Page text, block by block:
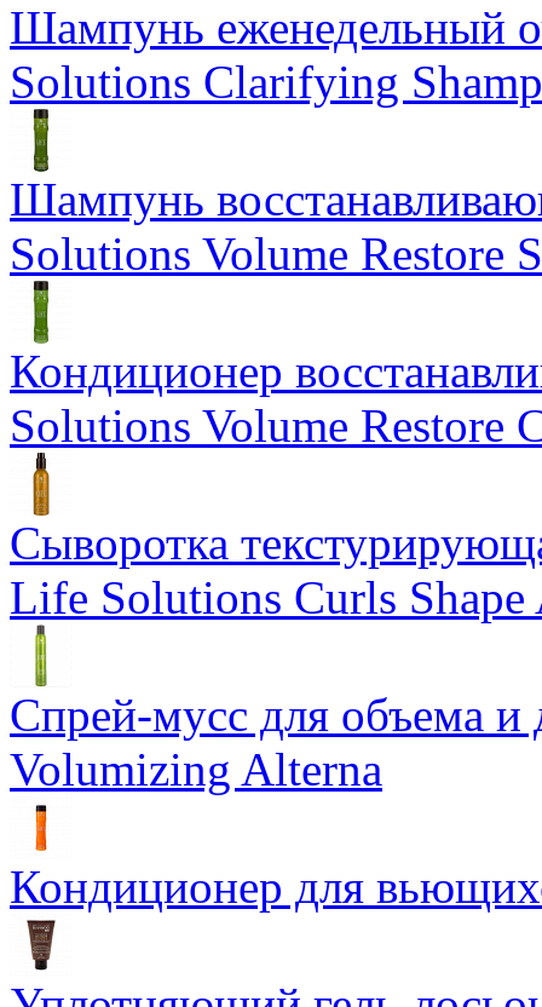
Шампунь еженедельный
Solutions Clarifying
Шампунь
Solutions Volume Restore
Кондиционер
Solutions Volume Restore
Сыворотка
Life Solutions Curls
Спрей-мусс для объема и
Volumizing Alterna
Кондиционер для